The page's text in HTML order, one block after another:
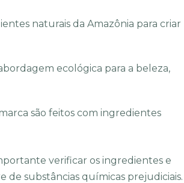
naturais da Amazônia para criar
ecológica para a beleza,
são feitos com ingredientes
verificar os ingredientes e
substâncias químicas prejudiciais.